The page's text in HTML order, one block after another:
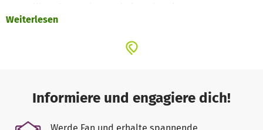
Entbindungshaus, ein Operationsgebäude (das den
Sanitärgebäude errichtet. Als letztes kam ein Gebäude für
sich bitte vorstellen - funktioniert der Betrieb der
Krankenstation ohne Stromversorgung. Dieser Zustand
konnte endlich beendet werden. Jetzt – mit
Weiterlesen
Informiere und engagiere dich!